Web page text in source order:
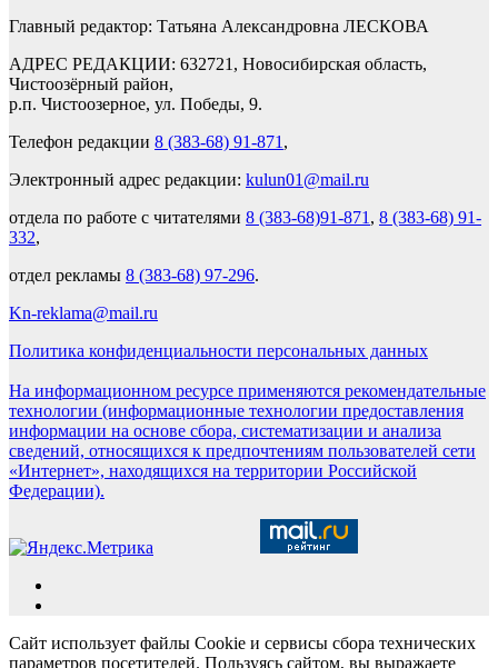
Главный редактор: Татьяна Александровна ЛЕСКОВА
АДРЕС РЕДАКЦИИ: 632721, Новосибирская область,
Чистоозёрный район,
р.п. Чистоозерное, ул. Победы, 9.
Телефон редакции 8 (383-68) 91-871 ,
Электронный адрес редакции: kulun01@mail.ru
отдела по работе с читателями 8 (383-68)91-871 , 8 (383-68) 91-
332,
отдел рекламы 8 (383-68) 97-296.
Kn-reklama@mail.ru
Политика конфиденциальности персональных данных
На информационном ресурсе применяются рекомендательные
технологии (информационные технологии предоставления
информации на основе сбора, систематизации и анализа
сведений, относящихся к предпочтениям пользователей сети
«Интернет», находящихся на территории Российской
Федерации).
Сайт использует файлы Cookie и сервисы сбора технических
параметров посетителей. Пользуясь сайтом, вы выражаете